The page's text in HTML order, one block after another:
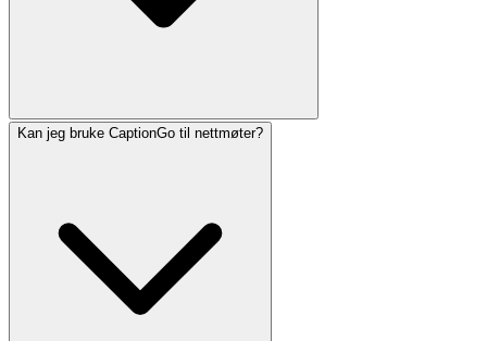
Kan jeg bruke CaptionGo til nettmøter?